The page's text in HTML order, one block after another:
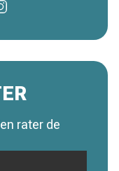
rater de